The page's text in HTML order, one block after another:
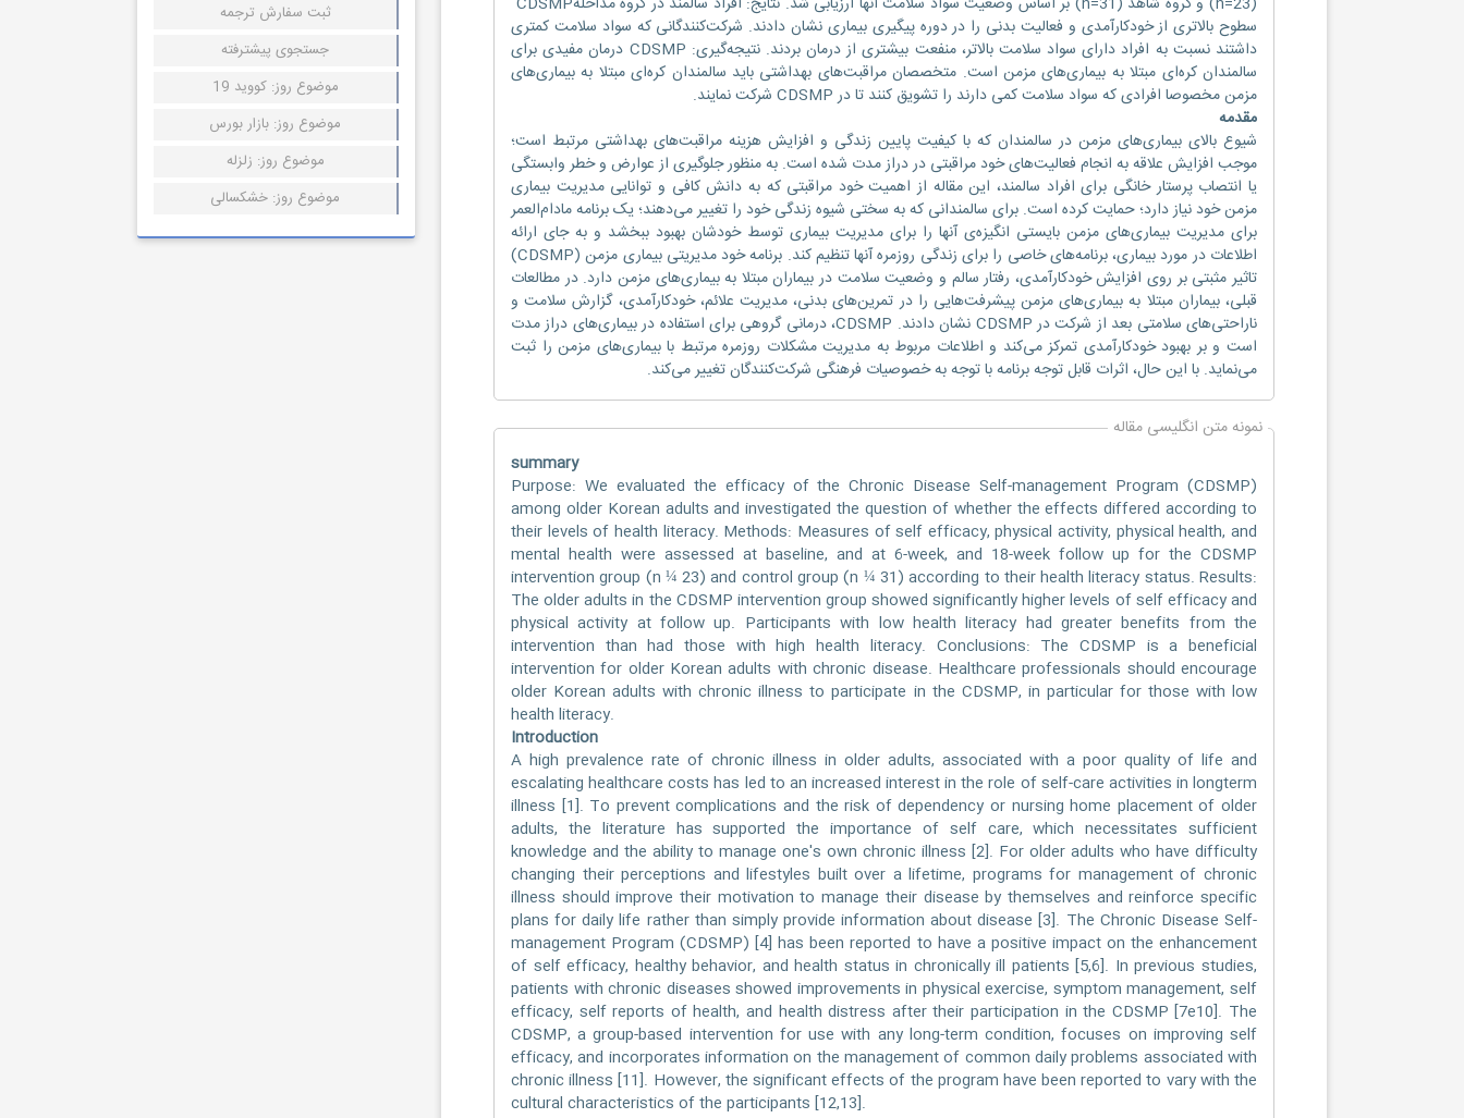
سطوح بالاتری از خودکارآمدی و فعالیت بدنی را در دوره پیگیری بیماری نشان دادند. شرکت‌کنندگانی که سواد سلامت کمتری
داشتند نسبت به افراد دارای سواد سلامت بالاتر، منفعت بیشتری از درمان بردند. نتیجه‌گیری: CDSMP درمان مفیدی برای
سالمندان کره‌ای مبتلا به بیماری‌های مزمن است. متخصصان مراقبت‌های بهداشتی باید سالمندان کره‌ای مبتلا به بیماری‌های
مزمن مخصوصا افرادی که سواد سلامت کمی دارند را تشویق کنند تا در CDSMP شرکت نمایند.
مقدمه
شیوع بالای بیماری‌های مزمن در سالمندان که با کیفیت پایین زندگی و افزایش هزینه‌ مراقبت‌های بهداشتی مرتبط است؛
موجب افزایش علاقه به انجام فعالیت‌های خود مراقبتی در دراز مدت شده است. به منظور جلوگیری از عوارض و خطر وابستگی
یا انتصاب پرستار خانگی برای افراد سالمند، این مقاله از اهمیت خود مراقبتی که به دانش کافی و توانایی مدیریت بیماری
مزمن خود نیاز دارد؛ حمایت کرده است. برای سالمندانی که به سختی شیوه زندگی خود را تغییر می‌دهند؛ یک برنامه مادام‌العمر
برای مدیریت بیماری‌های مزمن بایستی انگیزه‌ی آنها را برای مدیریت بیماری توسط خودشان بهبود ببخشد و به جای ارائه
اطلاعات در مورد بیماری، برنامه‌های خاصی را برای زندگی روزمره آنها تنظیم کند. برنامه خود مدیریتی بیماری مزمن (CDSMP)
تاثیر مثبتی بر روی افزایش خودکارآمدی، رفتار سالم و وضعیت سلامت در بیماران مبتلا به بیماری‌های مزمن دارد. در مطالعات
قبلی، بیماران مبتلا به بیماری‌های مزمن پیشرفت‌هایی را در تمرین‌های بدنی، مدیریت علائم، خودکارآمدی، گزارش سلامت و
ناراحتی‌های سلامتی بعد از شرکت در CDSMP نشان دادند. CDSMP، درمانی گروهی برای استفاده در بیماری‌های دراز مدت
است و بر بهبود خودکارآمدی تمرکز می‌کند و اطلاعات مربوط به مدیریت مشکلات روزمره مرتبط با بیماری‌های مزمن را ثبت
می‌نماید. با این حال، اثرات قابل توجه برنامه با توجه به خصوصیات فرهنگی شرکت‌کنندگان تغییر می‌کند.
نمونه متن انگلیسی مقاله
summary
Purpose: We evaluated the efficacy of the Chronic Disease Self-management Program (CDSMP)
among older Korean adults and investigated the question of whether the effects differed according to
their levels of health literacy. Methods: Measures of self efficacy, physical activity, physical health, and
mental health were assessed at baseline, and at 6-week, and 18-week follow up for the CDSMP
intervention group (n ¼ 23) and control group (n ¼ 31) according to their health literacy status. Results:
The older adults in the CDSMP intervention group showed significantly higher levels of self efficacy and
physical activity at follow up. Participants with low health literacy had greater benefits from the
intervention than had those with high health literacy. Conclusions: The CDSMP is a beneficial
intervention for older Korean adults with chronic disease. Healthcare professionals should encourage
older Korean adults with chronic illness to participate in the CDSMP, in particular for those with low
health literacy.
Introduction
A high prevalence rate of chronic illness in older adults, associated with a poor quality of life and
escalating healthcare costs has led to an increased interest in the role of self-care activities in longterm
illness [1]. To prevent complications and the risk of dependency or nursing home placement of older
adults, the literature has supported the importance of self care, which necessitates sufficient
knowledge and the ability to manage one's own chronic illness [2]. For older adults who have difficulty
changing their perceptions and lifestyles built over a lifetime, programs for management of chronic
illness should improve their motivation to manage their disease by themselves and reinforce specific
plans for daily life rather than simply provide information about disease [3]. The Chronic Disease Self-
management Program (CDSMP) [4] has been reported to have a positive impact on the enhancement
of self efficacy, healthy behavior, and health status in chronically ill patients [5,6]. In previous studies,
patients with chronic diseases showed improvements in physical exercise, symptom management, self
efficacy, self reports of health, and health distress after their participation in the CDSMP [7e10]. The
CDSMP, a group-based intervention for use with any long-term condition, focuses on improving self
efficacy, and incorporates information on the management of common daily problems associated with
chronic illness [11]. However, the significant effects of the program have been reported to vary with the
cultural characteristics of the participants [12,13].
ثبت سفارش ترجمه
جستجوی پیشترفته
موضوع روز: کووید 19
موضوع روز: بازار بورس
موضوع روز: زلزله
موضوع روز: خشکسالی